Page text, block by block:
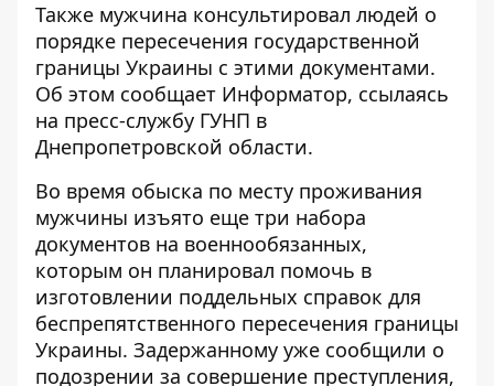
Также мужчина консультировал людей о
порядке пересечения государственной
границы Украины с этими документами.
Об этом сообщает Информатор, ссылаясь
на пресс-службу ГУНП в
Днепропетровской области.
Во время обыска по месту проживания
мужчины изъято еще три набора
документов на военнообязанных,
которым он планировал помочь в
изготовлении поддельных справок для
беспрепятственного пересечения границы
Украины. Задержанному уже сообщили о
подозрении за совершение преступления,